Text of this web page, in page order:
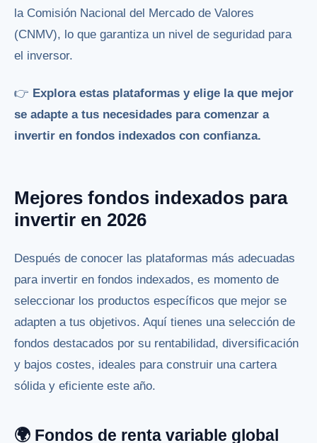
la Comisión Nacional del Mercado de Valores
(CNMV), lo que garantiza un nivel de seguridad para
el inversor.
👉 Explora estas plataformas y elige la que mejor
se adapte a tus necesidades para comenzar a
invertir en fondos indexados con confianza.
Mejores fondos indexados para
invertir en 2026
Después de conocer las plataformas más adecuadas
para invertir en fondos indexados, es momento de
seleccionar los productos específicos que mejor se
adapten a tus objetivos. Aquí tienes una selección de
fondos destacados por su rentabilidad, diversificación
y bajos costes, ideales para construir una cartera
sólida y eficiente este año.
🌍 Fondos de renta variable global